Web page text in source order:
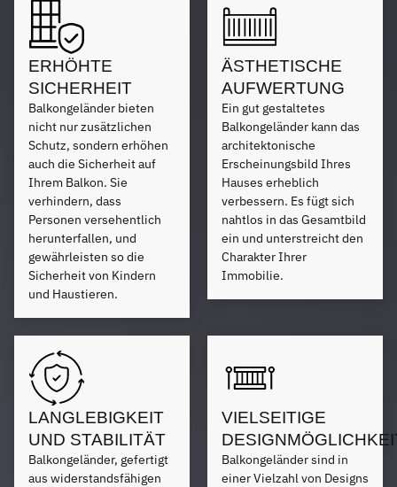
ERHÖHTE
SICHERHEIT
Balkongeländer bieten
nicht nur zusätzlichen
Schutz, sondern erhöhen
auch die Sicherheit auf
Ihrem Balkon. Sie
verhindern, dass
Personen versehentlich
herunterfallen, und
gewährleisten so die
Sicherheit von Kindern
und Haustieren.
ÄSTHETISCHE
AUFWERTUNG
Ein gut gestaltetes
Balkongeländer kann das
architektonische
Erscheinungsbild Ihres
Hauses erheblich
verbessern. Es fügt sich
nahtlos in das Gesamtbild
ein und unterstreicht den
Charakter Ihrer
Immobilie.
LANGLEBIGKEIT
UND STABILITÄT
Balkongeländer, gefertigt
aus widerstandsfähigen
VIELSEITIGE
Balkongeländer sind in
einer Vielzahl von Designs